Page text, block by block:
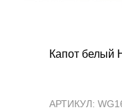
Капот белый
АРТИКУЛ: